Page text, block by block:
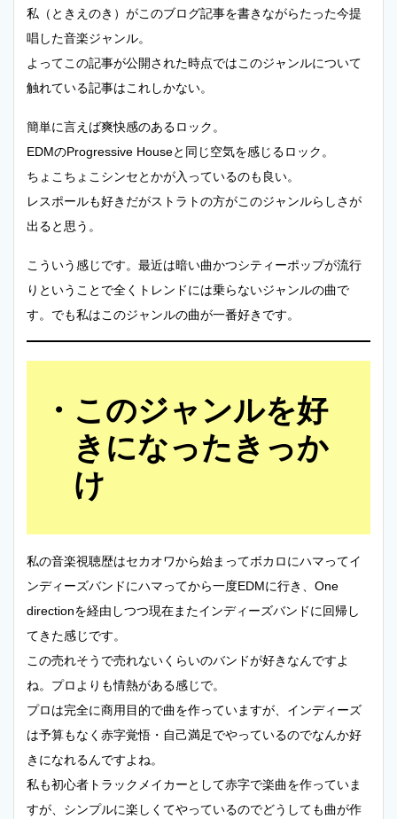
私（ときえのき）がこのブログ記事を書きながらたった今提
唱した音楽ジャンル。
よってこの記事が公開された時点ではこのジャンルについて
触れている記事はこれしかない。
簡単に言えば爽快感のあるロック。
EDMのProgressive Houseと同じ空気を感じるロック。
ちょこちょこシンセとかが入っているのも良い。
レスポールも好きだがストラトの方がこのジャンルらしさが
出ると思う。
こういう感じです。最近は暗い曲かつシティーポップが流行
りということで全くトレンドには乗らないジャンルの曲で
す。でも私はこのジャンルの曲が一番好きです。
このジャンルを好
きになったきっか
け
私の音楽視聴歴はセカオワから始まってボカロにハマってイ
ンディーズバンドにハマってから一度EDMに行き、One
directionを経由しつつ現在またインディーズバンドに回帰し
てきた感じです。
この売れそうで売れないくらいのバンドが好きなんですよ
ね。プロよりも情熱がある感じで。
プロは完全に商用目的で曲を作っていますが、インディーズ
は予算もなく赤字覚悟・自己満足でやっているのでなんか好
きになれるんですよね。
私も初心者トラックメイカーとして赤字で楽曲を作っていま
すが、シンプルに楽しくてやっているのでどうしても曲が作